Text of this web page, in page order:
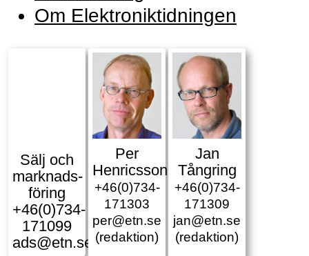
Om Elektroniktidningen
Sälj och
marknads­
föring
+46(0)734-
171099
ads@etn.se
Per
Henricsson
+46(0)734-
171303
per@etn.se
(redaktion)
Jan
Tångring
+46(0)734-
171309
jan@etn.se
(redaktion)